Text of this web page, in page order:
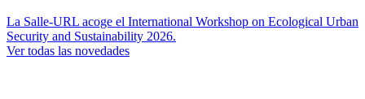
La Salle-URL acoge el International Workshop on Ecological Urban
Security and Sustainability 2026.
Ver todas las novedades